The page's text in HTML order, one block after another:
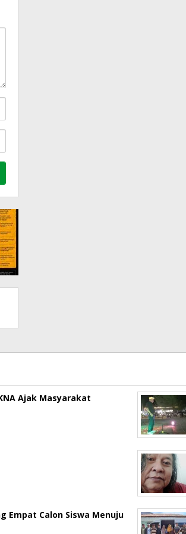
Ajak Masyarakat
Empat Calon Siswa Menuju